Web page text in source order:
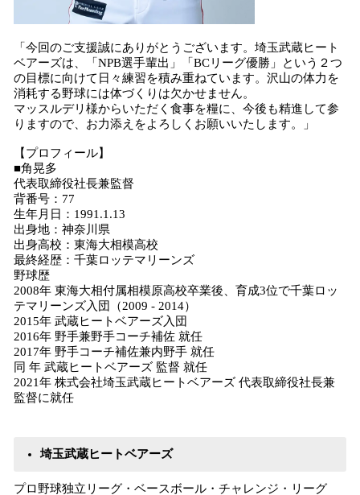
「今回のご支援誠にありがとうございます。埼玉武蔵ヒート
ベアーズは、「NPB選手輩出」「BCリーグ優勝」という２つ
の目標に向けて日々練習を積み重ねています。沢山の体力を
消耗する野球には体づくりは欠かせません。
マッスルデリ様からいただく食事を糧に、今後も精進して参
りますので、お力添えをよろしくお願いいたします。」
【プロフィール】
■角晃多
代表取締役社長兼監督
背番号：77
生年月日：1991.1.13
出身地：神奈川県
出身高校：東海大相模高校
最終経歴：千葉ロッテマリーンズ
野球歴
2008年 東海大相付属相模原高校卒業後、育成3位で千葉ロッ
テマリーンズ入団（2009 - 2014）
2015年 武蔵ヒートベアーズ入団
2016年 野手兼野手コーチ補佐 就任
2017年 野手コーチ補佐兼内野手 就任
同 年 武蔵ヒートベアーズ 監督 就任
2021年 株式会社埼玉武蔵ヒートベアーズ 代表取締役社長兼
監督に就任
埼玉武蔵ヒートベアーズ
プロ野球独立リーグ・ベースボール・チャレンジ・リーグ